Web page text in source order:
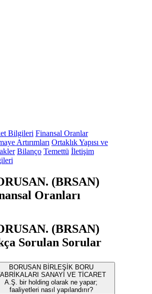
Bilgileri Finansal Oranlar
Artırımları Ortaklık Yapısı ve
Bilanço Temettü İletişim
(BRSAN)
Oranları
(BRSAN)
Sorulan Sorular
BORUSAN BİRLEŞİK BORU
SANAYİ VE TİCARET
A.Ş. bir holding olarak ne yapar;
faaliyetleri nasıl yapılandırır?